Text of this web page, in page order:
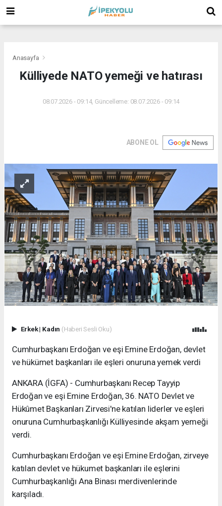
Anasayfa
Külliyede NATO yemeği ve hatırası
08.07.2026 - 09:14, Güncelleme: 08.07.2026 - 09:14
ABONE OL
Erkek| Kadın (Haberi Sesli Oku)
Cumhurbaşkanı Erdoğan ve eşi Emine Erdoğan, devlet
ve hükümet başkanları ile eşleri onuruna yemek verdi
ANKARA (İGFA) - Cumhurbaşkanı Recep Tayyip
Erdoğan ve eşi Emine Erdoğan, 36. NATO Devlet ve
Hükûmet Başkanları Zirvesi'ne katılan liderler ve eşleri
onuruna Cumhurbaşkanlığı Külliyesinde akşam yemeği
verdi.
Cumhurbaşkanı Erdoğan ve eşi Emine Erdoğan, zirveye
katılan devlet ve hükumet başkanları ile eşlerini
Cumhurbaşkanlığı Ana Binası merdivenlerinde
karşıladı.